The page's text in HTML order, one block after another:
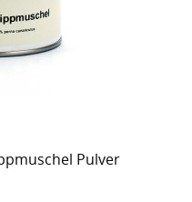
Pulver